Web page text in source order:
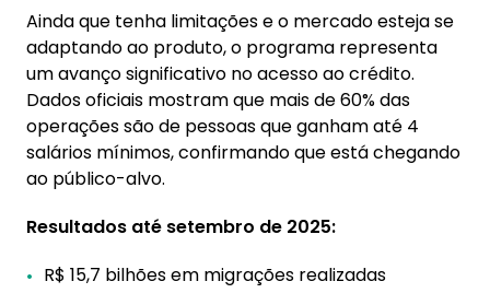
Ainda que tenha limitações e o mercado esteja se
adaptando ao produto, o programa representa
um avanço significativo no acesso ao crédito.
Dados oficiais mostram que mais de 60% das
operações são de pessoas que ganham até 4
salários mínimos, confirmando que está chegando
ao público-alvo.
Resultados até setembro de 2025:
R$ 15,7 bilhões em migrações realizadas